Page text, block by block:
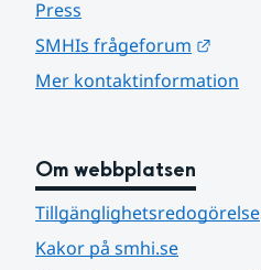
Press
SMHIs frågeforum
Mer kontaktinformation
Om webbplatsen
Tillgänglighetsredogörelse
Kakor på smhi.se